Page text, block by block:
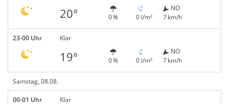
20° 0 % 0 l/m²
NO
7 km/h
23-00 Uhr Klar
19° 0 % 0 l/m²
NO
7 km/h
Samstag, 08.08.
00-01 Uhr Klar